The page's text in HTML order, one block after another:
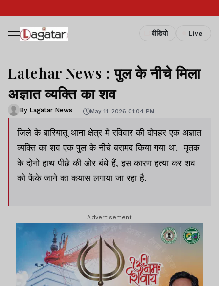
वीडियो Live
Latehar News : पुल के नीचे मिला
अज्ञात व्‍यक्ति का शव
By Lagatar News May 11, 2026 01:04 PM
जिले के बारियातू थाना क्षेत्र में रविवार की दोपहर एक अज्ञात
व्‍यक्ति का शव एक पुल के नीचे बरामद किया गया था. मृतक
के दोनो हाथ पीछे की ओर बंधे हैं, इस कारण हत्‍या कर शव
को फेंके जाने का कयास लगाया जा रहा है.
Advertisement